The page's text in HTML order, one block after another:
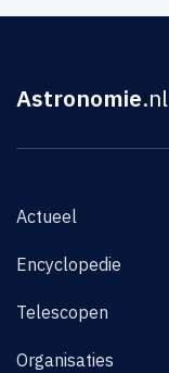
Astronomie.nl
Actueel
Encyclopedie
Telescopen
Organisaties